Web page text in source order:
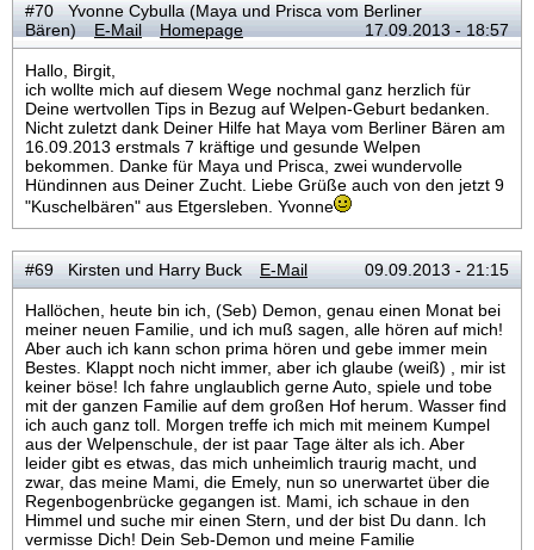
#70 Yvonne Cybulla (Maya und Prisca vom Berliner
Bären)
E-Mail Homepage 17.09.2013 - 18:57
Hallo, Birgit,
ich wollte mich auf diesem Wege nochmal ganz herzlich für
Deine wertvollen Tips in Bezug auf Welpen-Geburt bedanken.
Nicht zuletzt dank Deiner Hilfe hat Maya vom Berliner Bären am
16.09.2013 erstmals 7 kräftige und gesunde Welpen
bekommen. Danke für Maya und Prisca, zwei wundervolle
Hündinnen aus Deiner Zucht. Liebe Grüße auch von den jetzt 9
"Kuschelbären" aus Etgersleben. Yvonne
#69 Kirsten und Harry Buck E-Mail 09.09.2013 - 21:15
Hallöchen, heute bin ich, (Seb) Demon, genau einen Monat bei
meiner neuen Familie, und ich muß sagen, alle hören auf mich!
Aber auch ich kann schon prima hören und gebe immer mein
Bestes. Klappt noch nicht immer, aber ich glaube (weiß) , mir ist
keiner böse! Ich fahre unglaublich gerne Auto, spiele und tobe
mit der ganzen Familie auf dem großen Hof herum. Wasser find
ich auch ganz toll. Morgen treffe ich mich mit meinem Kumpel
aus der Welpenschule, der ist paar Tage älter als ich. Aber
leider gibt es etwas, das mich unheimlich traurig macht, und
zwar, das meine Mami, die Emely, nun so unerwartet über die
Regenbogenbrücke gegangen ist. Mami, ich schaue in den
Himmel und suche mir einen Stern, und der bist Du dann. Ich
vermisse Dich! Dein Seb-Demon und meine Familie